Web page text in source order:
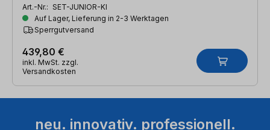
Art.-Nr.: SET-JUNIOR-KI
Auf Lager, Lieferung in 2-3 Werktagen
Sperrgutversand
439,80 €
inkl. MwSt. zzgl.
Versandkosten
neu. innovativ. professionell.